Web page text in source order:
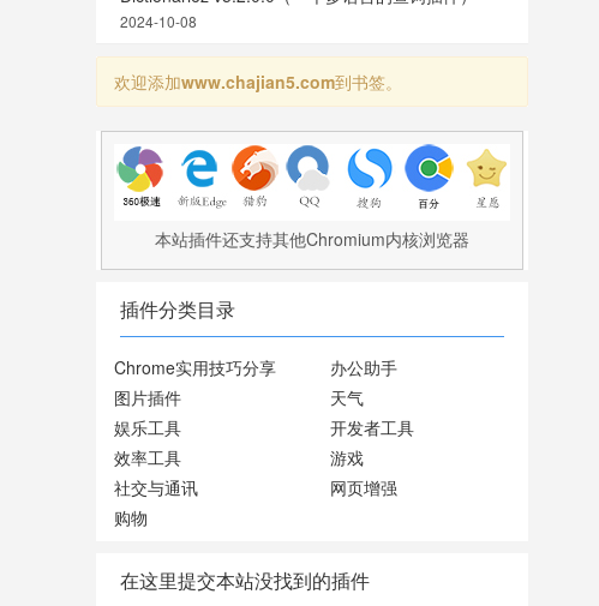
2024-10-08
欢迎添加www.chajian5.com到书签。
本站插件还支持其他Chromium内核浏览器
插件分类目录
Chrome实用技巧分享
办公助手
图片插件
天气
娱乐工具
开发者工具
效率工具
游戏
社交与通讯
网页增强
购物
在这里提交本站没找到的插件